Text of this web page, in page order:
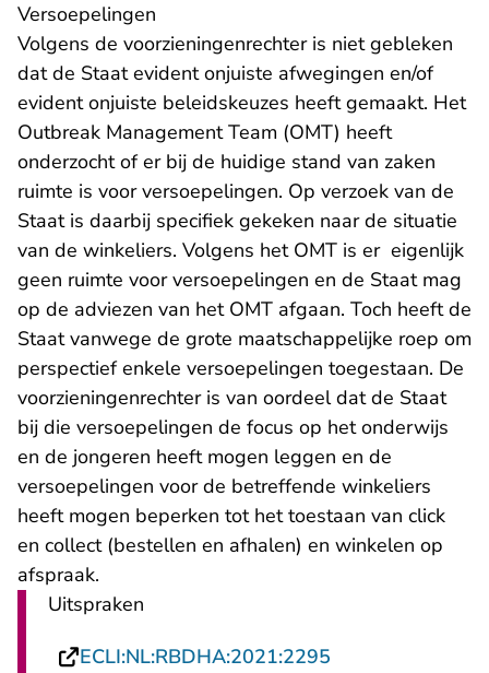
Versoepelingen
Volgens de voorzieningenrechter is niet gebleken
dat de Staat evident onjuiste afwegingen en/of
evident onjuiste beleidskeuzes heeft gemaakt. Het
Outbreak Management Team (OMT) heeft
onderzocht of er bij de huidige stand van zaken
ruimte is voor versoepelingen. Op verzoek van de
Staat is daarbij specifiek gekeken naar de situatie
van de winkeliers. Volgens het OMT is er eigenlijk
geen ruimte voor versoepelingen en de Staat mag
op de adviezen van het OMT afgaan. Toch heeft de
Staat vanwege de grote maatschappelijke roep om
perspectief enkele versoepelingen toegestaan. De
voorzieningenrechter is van oordeel dat de Staat
bij die versoepelingen de focus op het onderwijs
en de jongeren heeft mogen leggen en de
versoepelingen voor de betreffende winkeliers
heeft mogen beperken tot het toestaan van click
en collect (bestellen en afhalen) en winkelen op
afspraak.
Uitspraken
ECLI:NL:RBDHA:2021:2295